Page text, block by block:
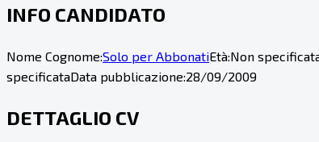
INFO CANDIDATO
Nome Cognome:Solo per AbbonatiEtà:Non specificata
specificataData pubblicazione:28/09/2009
DETTAGLIO CV